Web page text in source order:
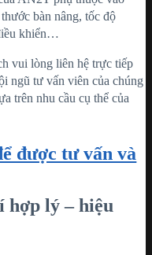
bàn nâng, tốc độ
khiển…
vui lòng liên hệ trực tiếp
ngũ tư vấn viên của chúng
trên nhu cầu cụ thể của
được tư vấn và
hợp lý – hiệu